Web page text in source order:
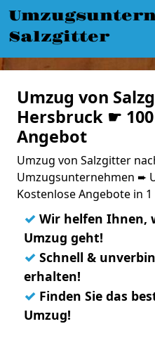
Salzgitter
Umzug von
Hersbruck ☛
Angebot
Umzug von Salzgitter
Umzugsunternehmen ➨
Kostenlose Angebote in 1
✓ Wir helfen Ihnen,
Umzug geht!
✓ Schnell &
erhalten!
✓ Finden Sie das
Umzug!